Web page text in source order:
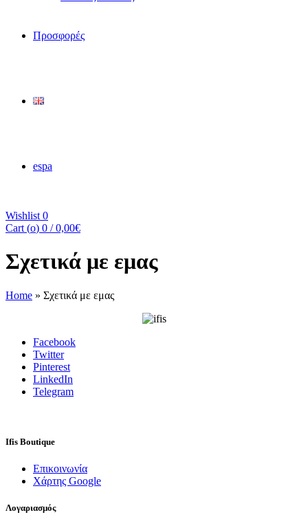
Προσφορές
espa
Wishlist 0
Cart (o) 0 / 0,00€
Σχετικά με εμας
Home » Σχετικά με εμας
Facebook
Twitter
Pinterest
LinkedIn
Telegram
Ifis Boutique
Επικοινωνία
Χάρτης Google
Λογαριασμός